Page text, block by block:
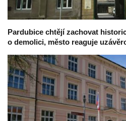
Pardubice chtějí zachovat
o demolici, město reaguje